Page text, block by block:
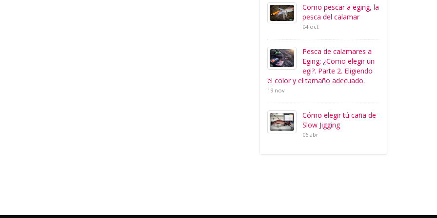
Como pescar a eging, la
pesca del calamar
04 oct
Pesca de calamares a
Eging: ¿Como elegir un
egi?. Parte 2. Eligiendo
el color y el tamaño adecuado.
19 nov
Cómo elegir tú caña de
Slow Jigging
06 abr